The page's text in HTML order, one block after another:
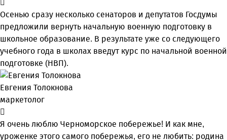
Осенью сразу несколько сенаторов и депутатов Госдумы
предложили вернуть начальную военную подготовку в
школьное образование. В результате уже со следующего
учебного года в школах введут курс по начальной военной
подготовке (НВП).
Евгения Толокнова
маркетолог
Я очень люблю Черноморское побережье! И как мне,
уроженке этого самого побережья, его не любить: родина